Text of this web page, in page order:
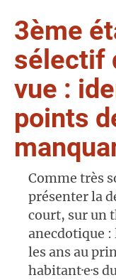
3ème
sélectif
vue :
points
Comme très
présenter la
court, sur un
anecdotique
les ans au
habitant·e·s